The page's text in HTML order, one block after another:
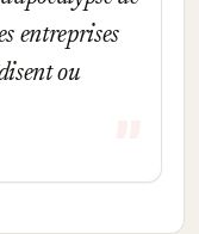
entreprises
ou